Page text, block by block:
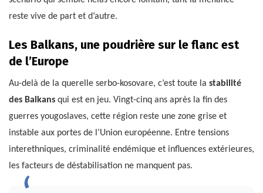
reste vive de part et d’autre.
Les Balkans, une poudrière sur le flanc est
de l’Europe
Au-delà de la querelle serbo-kosovare, c’est toute la stabilité
des Balkans qui est en jeu. Vingt-cinq ans après la fin des
guerres yougoslaves, cette région reste une zone grise et
instable aux portes de l’Union européenne. Entre tensions
interethniques, criminalité endémique et influences extérieures,
les facteurs de déstabilisation ne manquent pas.